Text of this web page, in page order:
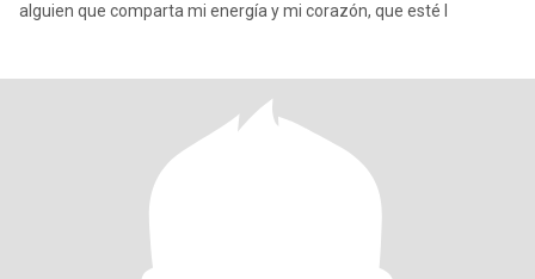
alguien que comparta mi energía y mi corazón, que esté l